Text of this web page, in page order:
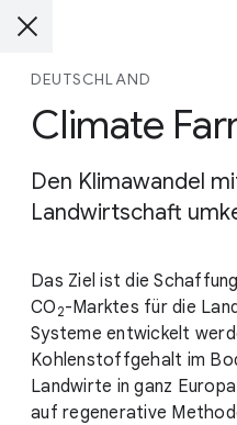
DEUTSCHLAND
Climate
Den Klimawandel
Landwirtschaft
Das Ziel ist die
CO 2-Marktes für die
Systeme entwickelt
Kohlenstoffgehalt im
Landwirte in ganz
auf regenerative